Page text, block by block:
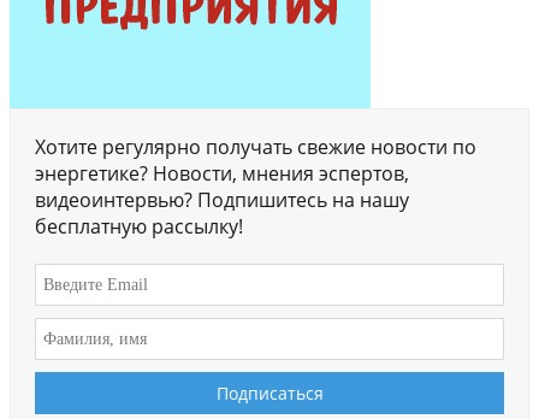
Хотите регулярно получать свежие новости по
энергетике? Новости, мнения эспертов,
видеоинтервью? Подпишитесь на нашу
бесплатную рассылку!